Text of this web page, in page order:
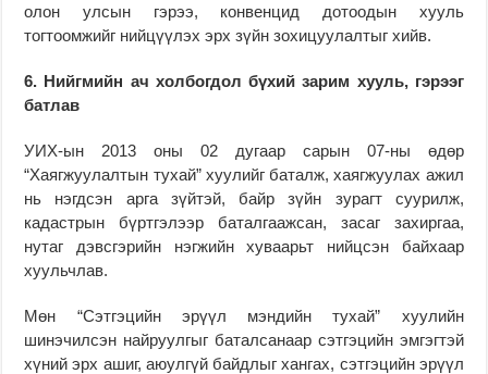
олон улсын гэрээ, конвенцид дотоодын хууль
тогтоомжийг нийцүүлэх эрх зүйн зохицуулалтыг хийв.
6. Нийгмийн ач холбогдол бүхий зарим хууль, гэрээг
батлав
УИХ-ын 2013 оны 02 дугаар сарын 07-ны өдөр
“Хаягжуулалтын тухай” хуулийг баталж, хаягжуулах ажил
нь нэгдсэн арга зүйтэй, байр зүйн зурагт суурилж,
кадастрын бүртгэлээр баталгаажсан, засаг захиргаа,
нутаг дэвсгэрийн нэгжийн хуваарьт нийцсэн байхаар
хуульчлав.
Мөн “Сэтгэцийн эрүүл мэндийн тухай” хуулийн
шинэчилсэн найруулгыг баталсанаар сэтгэцийн эмгэгтэй
хүний эрх ашиг, аюулгүй байдлыг хангах, сэтгэцийн эрүүл